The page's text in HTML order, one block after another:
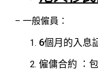
– 一般僱員：
6個月的入息
僱傭合約 ：